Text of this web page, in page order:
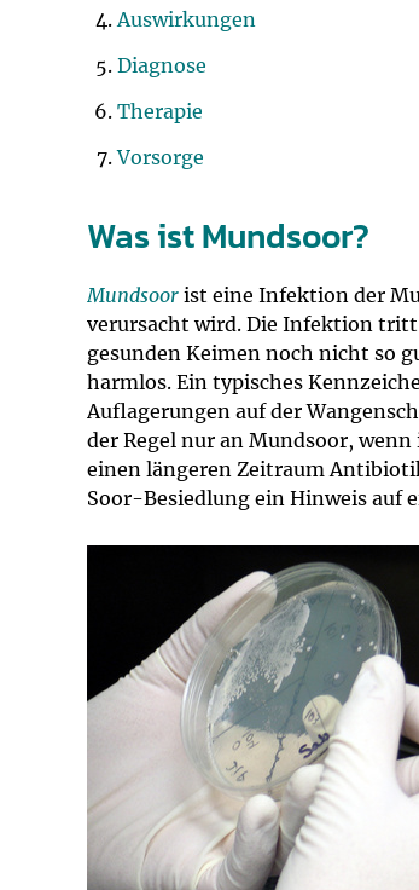
U0-
Auswirkungen
Diagnose
Therapie
Vorsorge
Was ist Mundsoor?
Mundsoor ist eine Infektion der
verursacht wird. Die Infektion
gesunden Keimen noch nicht so
harmlos. Ein typisches
Auflagerungen auf der
der Regel nur an Mundsoor,
einen längeren Zeitraum
Soor-Besiedlung ein Hinweis auf